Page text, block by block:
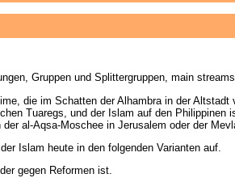
Gruppen und Splittergruppen, main
die im Schatten der Alhambra in der
Tuaregs, und der Islam auf den
al-Aqsa-Moschee in Jerusalem oder der
Islam heute in den folgenden Varianten auf.
gegen Reformen ist.